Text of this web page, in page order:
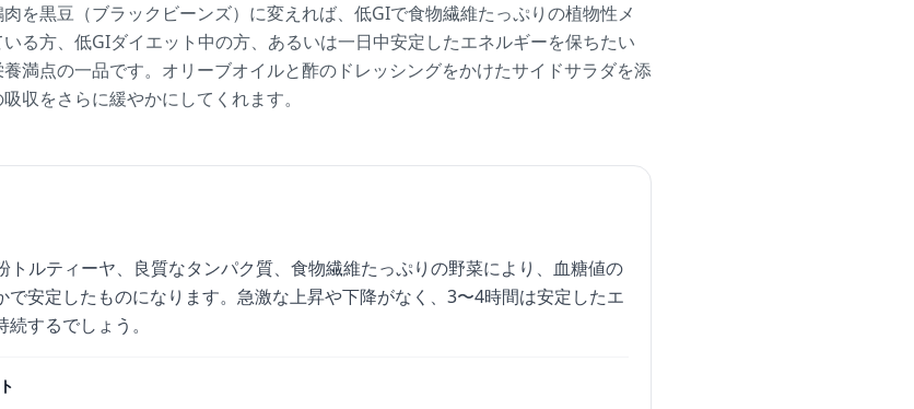
を黒豆（ブラックビーンズ）に変えれば、低GIで食物繊維たっぷりの植物性メ
る方、低GIダイエット中の方、あるいは一日中安定したエネルギーを保ちたい
満点の一品です。オリーブオイルと酢のドレッシングをかけたサイドサラダを添
収をさらに緩やかにしてくれます。
トルティーヤ、良質なタンパク質、食物繊維たっぷりの野菜により、血糖値の
で安定したものになります。急激な上昇や下降がなく、3〜4時間は安定したエ
するでしょう。